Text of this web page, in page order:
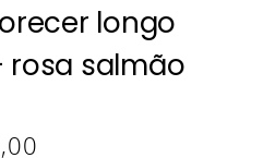
longo
salmão
,00